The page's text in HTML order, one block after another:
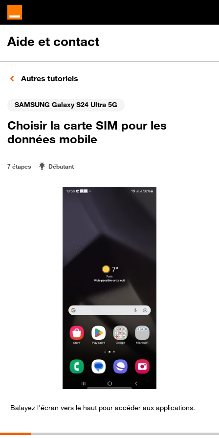
Aide et contact
Autres tutoriels
SAMSUNG Galaxy S24 Ultra 5G
Choisir la carte SIM pour les
données mobile
7 étapes Débutant
Balayez l'écran vers le haut pour accéder aux applications.